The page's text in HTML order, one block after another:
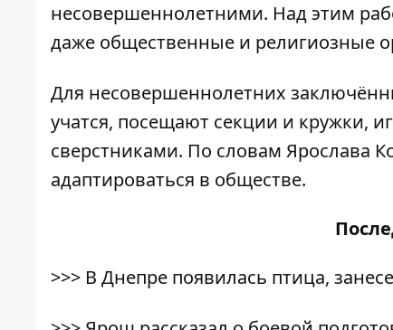
несовершеннолетними. Над этим
даже общественные и религиозные
Для несовершеннолетних
учатся, посещают секции и кружки,
сверстниками. По словам Ярослава
адаптироваться в обществе.
>>> В Днепре появилась птица,